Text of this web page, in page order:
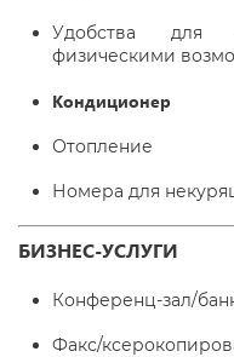
Удобства для
физическими
Кондиционер
Отопление
Номера для
БИЗНЕС-УСЛУГИ
Конференц-зал/
Факс/